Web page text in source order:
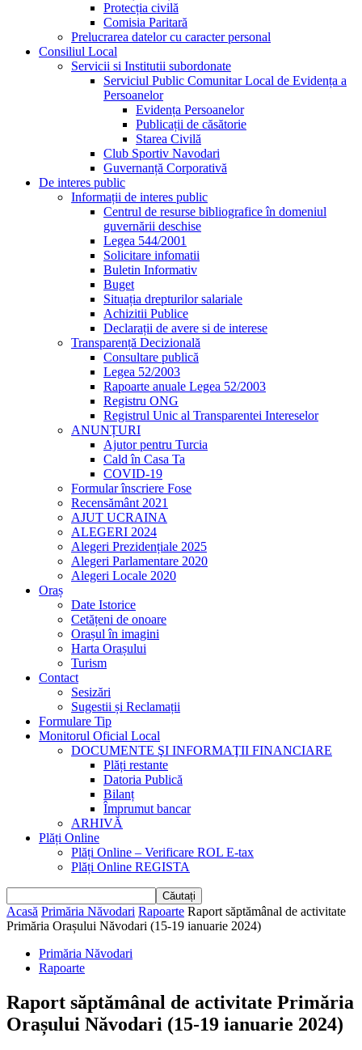
Protecția civilă
Comisia Paritară
Prelucrarea datelor cu caracter personal
Consiliul Local
Servicii si Institutii subordonate
Serviciul Public Comunitar Local de Evidența a
Persoanelor
Evidența Persoanelor
Publicații de căsătorie
Starea Civilă
Club Sportiv Navodari
Guvernanță Corporativă
De interes public
Informații de interes public
Centrul de resurse bibliografice în domeniul
guvernării deschise
Legea 544/2001
Solicitare infomatii
Buletin Informativ
Buget
Situația drepturilor salariale
Achizitii Publice
Declarații de avere si de interese
Transparență Decizională
Consultare publică
Legea 52/2003
Rapoarte anuale Legea 52/2003
Registru ONG
Registrul Unic al Transparentei Intereselor
ANUNȚURI
Ajutor pentru Turcia
Cald în Casa Ta
COVID-19
Formular înscriere Fose
Recensământ 2021
AJUT UCRAINA
ALEGERI 2024
Alegeri Prezidențiale 2025
Alegeri Parlamentare 2020
Alegeri Locale 2020
Oraș
Date Istorice
Cetățeni de onoare
Orașul în imagini
Harta Orașului
Turism
Contact
Sesizări
Sugestii și Reclamații
Formulare Tip
Monitorul Oficial Local
DOCUMENTE ŞI INFORMAŢII FINANCIARE
Plăți restante
Datoria Publică
Bilanț
Împrumut bancar
ARHIVĂ
Plăți Online
Plăți Online – Verificare ROL E-tax
Plăți Online REGISTA
Acasă Primăria Năvodari Rapoarte Raport săptămânal de activitate
Primăria Orașului Năvodari (15-19 ianuarie 2024)
Primăria Năvodari
Rapoarte
Raport săptămânal de activitate Primăria
Orașului Năvodari (15-19 ianuarie 2024)